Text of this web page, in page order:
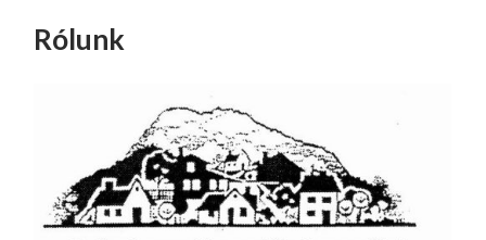
Rólunk